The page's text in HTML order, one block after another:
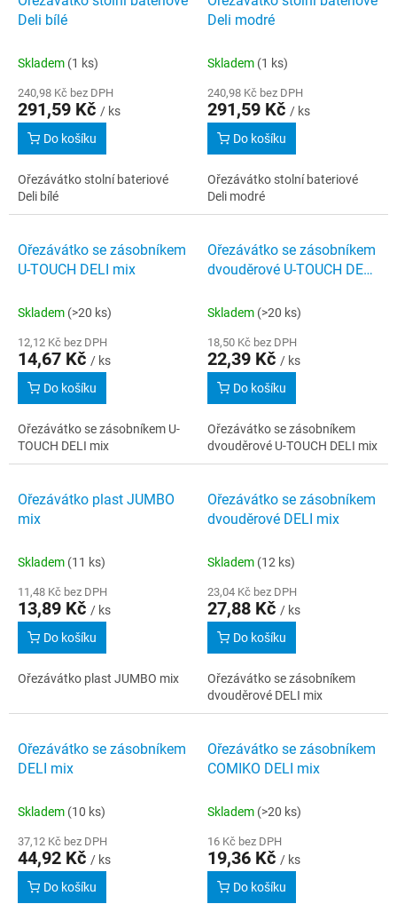
ů
Deli bílé
Skladem (1 ks)
240,98 Kč bez DPH
291,59 Kč / ks
Do košíku
Ořezávátko stolní bateriové
Deli bílé
Deli modré
Skladem (1 ks)
240,98 Kč bez DPH
291,59 Kč / ks
Do košíku
Ořezávátko stolní bateriové
Deli modré
Ořezávátko se zásobníkem
U-TOUCH DELI mix
Skladem (>20 ks)
12,12 Kč bez DPH
14,67 Kč / ks
Do košíku
Ořezávátko se zásobníkem U-
TOUCH DELI mix
Ořezávátko se zásobníkem
dvouděrové U-TOUCH DELI
Skladem (>20 ks)
18,50 Kč bez DPH
22,39 Kč / ks
Do košíku
Ořezávátko se zásobníkem
dvouděrové U-TOUCH DELI mix
Ořezávátko plast JUMBO
mix
Skladem (11 ks)
11,48 Kč bez DPH
13,89 Kč / ks
Do košíku
Ořezávátko plast JUMBO mix
Ořezávátko se zásobníkem
dvouděrové DELI mix
Skladem (12 ks)
23,04 Kč bez DPH
27,88 Kč / ks
Do košíku
Ořezávátko se zásobníkem
dvouděrové DELI mix
Ořezávátko se zásobníkem
DELI mix
Skladem (10 ks)
37,12 Kč bez DPH
44,92 Kč / ks
Do košíku
Ořezávátko se zásobníkem
COMIKO DELI mix
Skladem (>20 ks)
16 Kč bez DPH
19,36 Kč / ks
Do košíku